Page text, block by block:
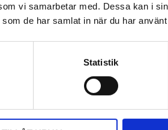
vi samarbetar med. Dessa kan i
de har samlat in när du har
Statistik
a
c
w
i
i
n
i
n